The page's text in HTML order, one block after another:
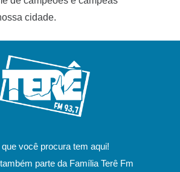
cidade.
que você procura tem aqui!
parte da Família Terê Fm